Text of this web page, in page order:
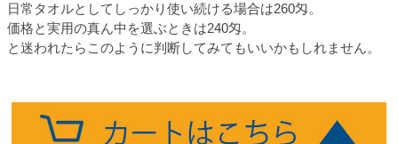
日常タオルとしてしっかり使い続ける場合は260匁。
価格と実用の真ん中を選ぶときは240匁。
と迷われたらこのように判断してみてもいいかもしれません。